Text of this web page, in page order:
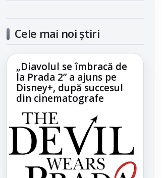
Cele mai noi știri
„Diavolul se îmbracă de
la Prada 2” a ajuns pe
Disney+, după succesul
din cinematografe